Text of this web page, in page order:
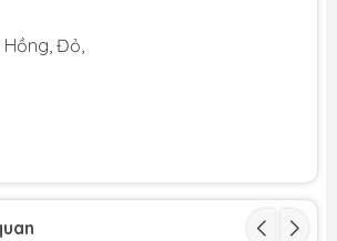
Hồng, Đỏ,